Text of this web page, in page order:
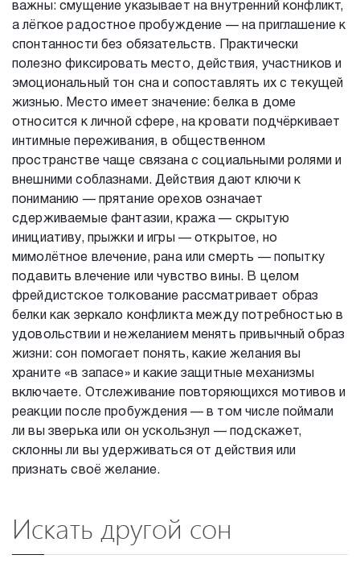
важны: смущение указывает на внутренний конфликт,
а лёгкое радостное пробуждение — на приглашение к
спонтанности без обязательств. Практически
полезно фиксировать место, действия, участников и
эмоциональный тон сна и сопоставлять их с текущей
жизнью. Место имеет значение: белка в доме
относится к личной сфере, на кровати подчёркивает
интимные переживания, в общественном
пространстве чаще связана с социальными ролями и
внешними соблазнами. Действия дают ключи к
пониманию — прятание орехов означает
сдерживаемые фантазии, кража — скрытую
инициативу, прыжки и игры — открытое, но
мимолётное влечение, рана или смерть — попытку
подавить влечение или чувство вины. В целом
фрейдистское толкование рассматривает образ
белки как зеркало конфликта между потребностью в
удовольствии и нежеланием менять привычный образ
жизни: сон помогает понять, какие желания вы
храните «в запасе» и какие защитные механизмы
включаете. Отслеживание повторяющихся мотивов и
реакции после пробуждения — в том числе поймали
ли вы зверька или он ускользнул — подскажет,
склонны ли вы удерживаться от действия или
признать своё желание.
Искать другой сон